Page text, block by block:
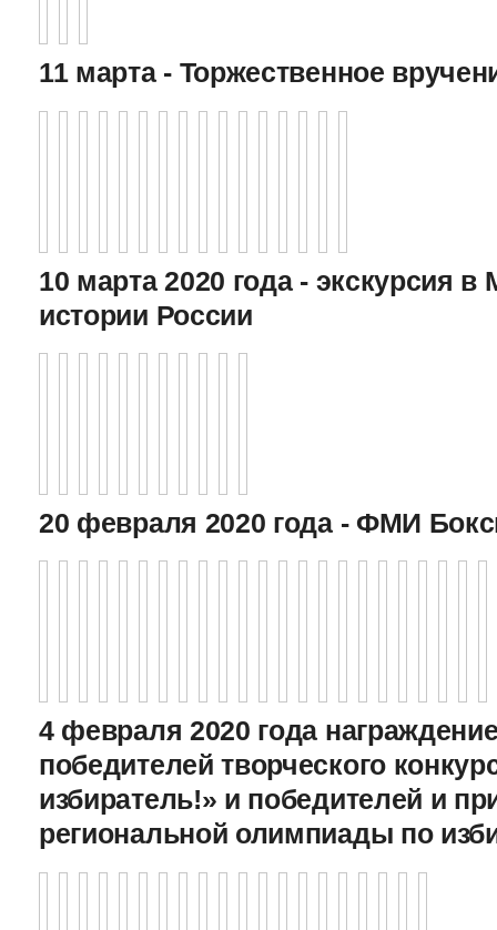
11 марта - Торжественное
10 марта 2020 года - экскурсия в
истории России
20 февраля 2020 года - ФМИ
4 февраля 2020 года
победителей творческого
избиратель!» и победителей и
региональной олимпиады по